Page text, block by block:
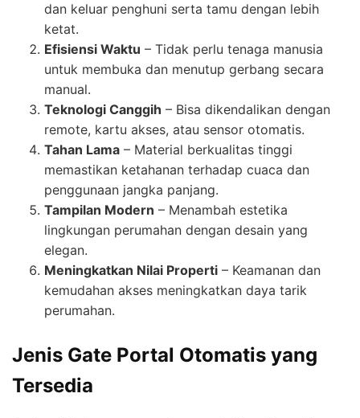
dan keluar penghuni serta tamu dengan lebih
ketat.
Efisiensi Waktu – Tidak perlu tenaga manusia
untuk membuka dan menutup gerbang secara
manual.
Teknologi Canggih – Bisa dikendalikan dengan
remote, kartu akses, atau sensor otomatis.
Tahan Lama – Material berkualitas tinggi
memastikan ketahanan terhadap cuaca dan
penggunaan jangka panjang.
Tampilan Modern – Menambah estetika
lingkungan perumahan dengan desain yang
elegan.
Meningkatkan Nilai Properti – Keamanan dan
kemudahan akses meningkatkan daya tarik
perumahan.
Jenis Gate Portal Otomatis yang
Tersedia